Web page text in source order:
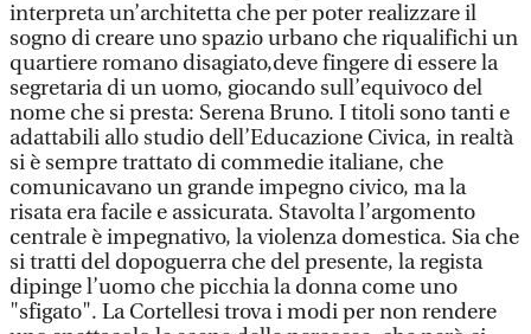
interpreta un’architetta che per poter realizzare il
sogno di creare uno spazio urbano che riqualifichi un
quartiere romano disagiato,deve fingere di essere la
segretaria di un uomo, giocando sull’equivoco del
nome che si presta: Serena Bruno. I titoli sono tanti e
adattabili allo studio dell’Educazione Civica, in realtà
si è sempre trattato di commedie italiane, che
comunicavano un grande impegno civico, ma la
risata era facile e assicurata. Stavolta l’argomento
centrale è impegnativo, la violenza domestica. Sia che
si tratti del dopoguerra che del presente, la regista
dipinge l’uomo che picchia la donna come uno
"sfigato". La Cortellesi trova i modi per non rendere